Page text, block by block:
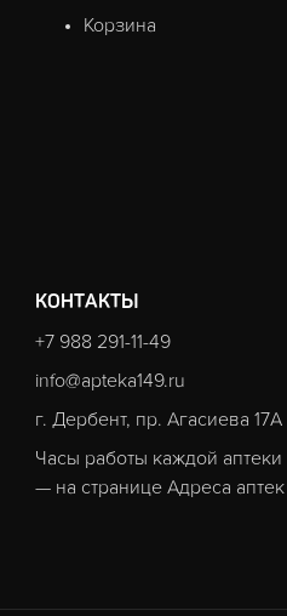
Корзина
КОНТАКТЫ
+7 988 291-11-49
info@apteka149.ru
г. Дербент, пр. Агасиева 17А
Часы работы каждой аптеки
— на странице Адреса аптек